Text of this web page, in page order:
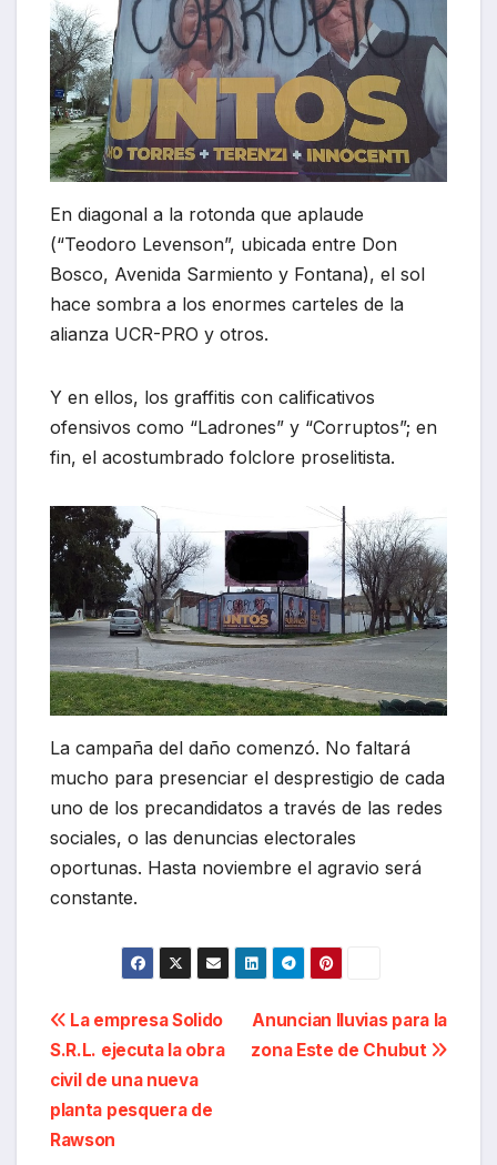
En diagonal a la rotonda que aplaude
(“Teodoro Levenson”, ubicada entre Don
Bosco, Avenida Sarmiento y Fontana), el sol
hace sombra a los enormes carteles de la
alianza UCR-PRO y otros.
Y en ellos, los graffitis con calificativos
ofensivos como “Ladrones” y “Corruptos”; en
fin, el acostumbrado folclore proselitista.
La campaña del daño comenzó. No faltará
mucho para presenciar el desprestigio de cada
uno de los precandidatos a través de las redes
sociales, o las denuncias electorales
oportunas. Hasta noviembre el agravio será
constante.
Navegación
de
entradas
Anuncian lluvias para la
zona Este de Chubut
La empresa Solido
S.R.L. ejecuta la obra
civil de una nueva
planta pesquera de
Rawson